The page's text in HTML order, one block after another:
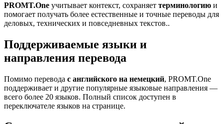
PROMT.One учитывает контекст, сохраняет терминологию и
помогает получать более естественные и точные переводы для
деловых, технических и повседневных текстов..
Поддерживаемые языки и
направления перевода
Помимо перевода с английского на немецкий, PROMT.One
поддерживает и другие популярные языковые направления —
всего более 20 языков. Полный список доступен в
переключателе языков на странице.